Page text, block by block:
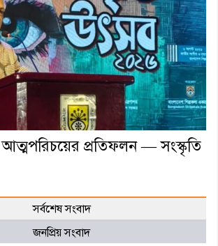
প্রতিফলন — সংস্কৃতি
সর্বশেষ সংবাদ
জনপ্রিয় সংবাদ